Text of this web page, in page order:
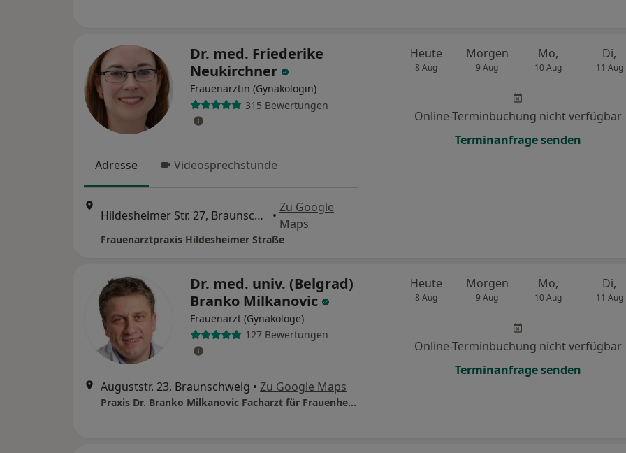
Dr. med. Friederike
Neukirchner
Frauenärztin (Gynäkologin)
315 Bewertungen
Adresse Videosprechstunde
Hildesheimer Str. 27, Braunschweig •
Zu Google
Maps
Frauenarztpraxis Hildesheimer Straße
Heute
8 Aug
Morgen
9 Aug
Mo,
10 Aug
Di,
11 Aug
Online-Terminbuchung nicht verfügbar
Terminanfrage senden
Dr. med. univ. (Belgrad)
Branko Milkanovic
Frauenarzt (Gynäkologe)
127 Bewertungen
Auguststr. 23, Braunschweig • Zu Google Maps
Praxis Dr. Branko Milkanovic Facharzt für Frauenheilkunde und Geburtshilfe
Heute
8 Aug
Morgen
9 Aug
Mo,
10 Aug
Di,
11 Aug
Online-Terminbuchung nicht verfügbar
Terminanfrage senden